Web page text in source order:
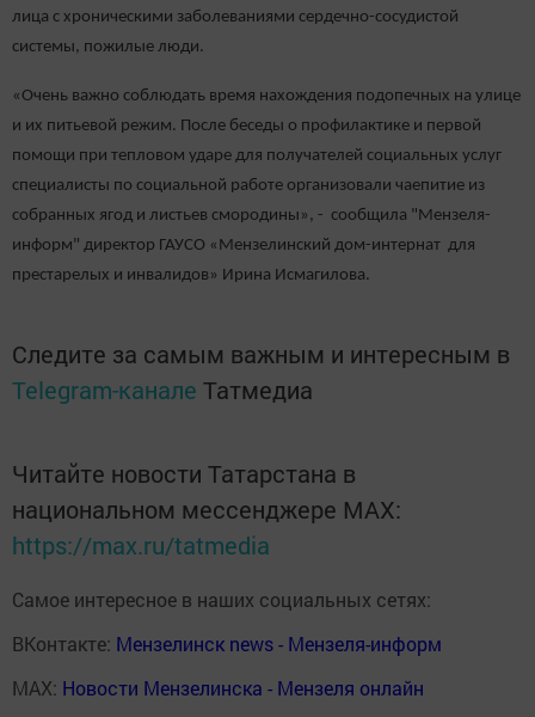
лица с хроническими заболеваниями сердечно-сосудистой
системы, пожилые люди.
«Очень важно соблюдать время нахождения подопечных на улице
и их питьевой режим. После беседы о профилактике и первой
помощи при тепловом ударе для получателей социальных услуг
специалисты по социальной работе организовали чаепитие из
собранных ягод и листьев смородины», - сообщила "Мензеля-
информ" директор ГАУСО «Мензелинский дом-интернат для
престарелых и инвалидов» Ирина Исмагилова.
Следите за самым важным и интересным в
Telegram-канале Татмедиа
Читайте новости Татарстана в
национальном мессенджере MАХ:
https://max.ru/tatmedia
Самое интересное в наших социальных сетях:
ВКонтакте: Мензелинск news - Мензеля-информ
MAX: Новости Мензелинска - Мензеля онлайн